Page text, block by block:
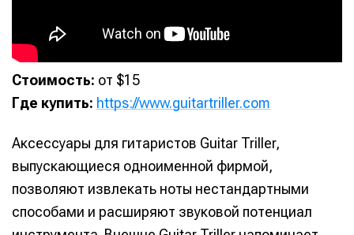
Стоимость: от $15
Где купить: https://www.guitartriller.com
Аксессуары для гитаристов Guitar Triller,
выпускающиеся одноименной фирмой,
позволяют извлекать ноты нестандартными
способами и расширяют звуковой потенциал